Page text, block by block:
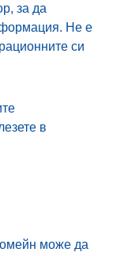
за да
Не е
си
в
може да